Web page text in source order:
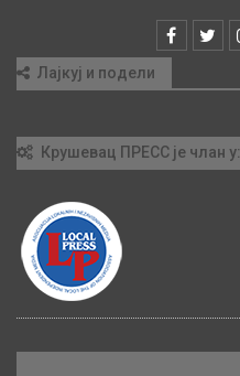
Лајкуј и подели
Крушевац ПРЕСС је члан у: